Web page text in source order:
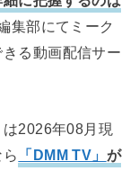
集部にてミーク
る動画配信サー
2026年08月現
「DMM TV」 が